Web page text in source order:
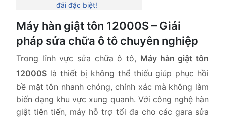
đãi đặc biệt!
Máy hàn giật tôn 12000S – Giải
pháp sửa chữa ô tô chuyên nghiệp
Trong lĩnh vực sửa chữa ô tô, Máy hàn giật tôn
12000S là thiết bị không thể thiếu giúp phục hồi
bề mặt tôn nhanh chóng, chính xác mà không làm
biến dạng khu vực xung quanh. Với công nghệ hàn
giật tiên tiến, máy hỗ trợ tối đa cho các gara sửa